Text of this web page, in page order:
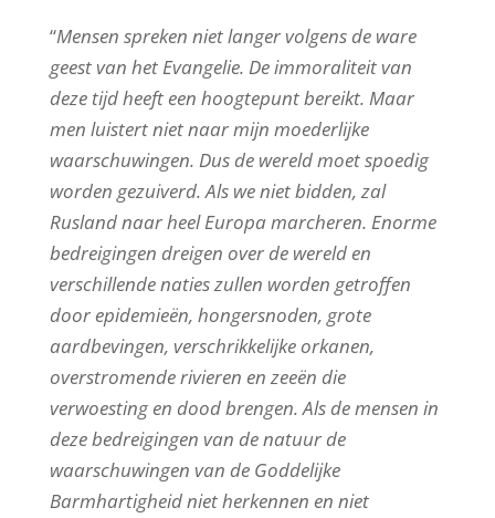
“Mensen spreken niet langer volgens de ware
geest van het Evangelie. De immoraliteit van
deze tijd heeft een hoogtepunt bereikt. Maar
men luistert niet naar mijn moederlijke
waarschuwingen. Dus de wereld moet spoedig
worden gezuiverd. Als we niet bidden, zal
Rusland naar heel Europa marcheren. Enorme
bedreigingen dreigen over de wereld en
verschillende naties zullen worden getroffen
door epidemieën, hongersnoden, grote
aardbevingen, verschrikkelijke orkanen,
overstromende rivieren en zeeën die
verwoesting en dood brengen. Als de mensen in
deze bedreigingen van de natuur de
waarschuwingen van de Goddelijke
Barmhartigheid niet herkennen en niet